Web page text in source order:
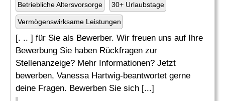
Betriebliche Altersvorsorge 30+ Urlaubstage
Vermögenswirksame Leistungen
[. .. ] für Sie als Bewerber. Wir freuen uns auf Ihre
Bewerbung Sie haben Rückfragen zur
Stellenanzeige? Mehr Informationen? Jetzt
bewerben, Vanessa Hartwig-beantwortet gerne
deine Fragen. Bewerben Sie sich [...]